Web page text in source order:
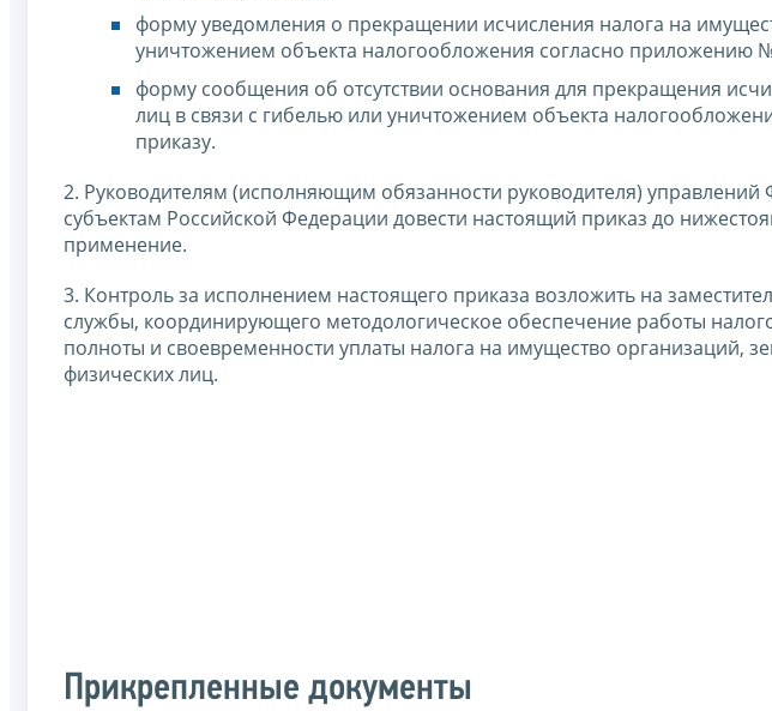
форму уведомления о прекращении исчисления налога на
уничтожением объекта налогообложения согласно приложению
форму сообщения об отсутствии основания для прекращения
лиц в связи с гибелью или уничтожением объекта
приказу.
2. Руководителям (исполняющим обязанности руководителя)
субъектам Российской Федерации довести настоящий приказ до
применение.
3. Контроль за исполнением настоящего приказа возложить на
службы, координирующего методологическое обеспечение работы
полноты и своевременности уплаты налога на имущество организаций,
физических лиц.
Прикрепленные документы